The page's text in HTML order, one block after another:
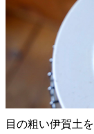
目の粗い伊賀土